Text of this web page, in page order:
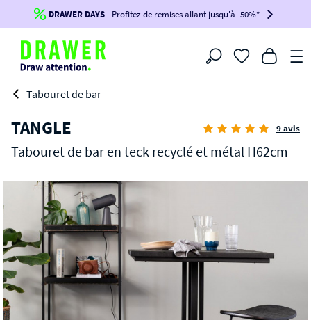
Jusqu'à-100€*sur votre commande !
BIKINI100
-voir conditions en bas de page-
DRAWER DAYS- Profitez de remises allant jusqu'à -50%*
Filtrer
Tabouret de bar
TANGLE
Tabouret de bar en teck recyclé et métal H62cm
9 avis